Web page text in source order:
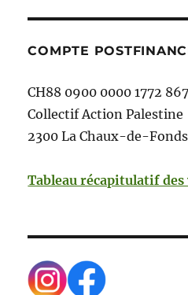
COMPTE
CH88 0900 0000 1772
Collectif Action Palestine
2300 La Chaux-de-Fonds
Tableau récapitulatif des